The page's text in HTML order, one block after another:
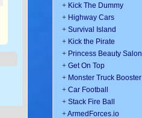
+ Kick The Dummy
+ Highway Cars
+ Survival Island
+ Kick the Pirate
+ Princess Beauty Salon
+ Get On Top
+ Monster Truck Booster
+ Car Football
+ Stack Fire Ball
+ArmedForces.io